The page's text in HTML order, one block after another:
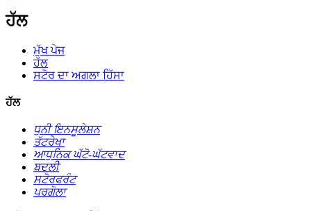
ਹੱਲ
ਮੁੱਖ ਪੇਜ
ਹੱਲ
ਸਟੋਰ ਦਾ ਅਗਲਾ ਹਿੱਸਾ
ਹੱਲ
ਧੁਨੀ ਇਨਸੂਲੇਸ਼ਨ
ਤੱਟਰੇਖਾ
ਆਧੁਨਿਕ ਘੱਟੋ-ਘੱਟਵਾਦ
ਬਦਲੀ
ਸਟੋਰਫਰੰਟ
ਪਰਗੋਲਾ